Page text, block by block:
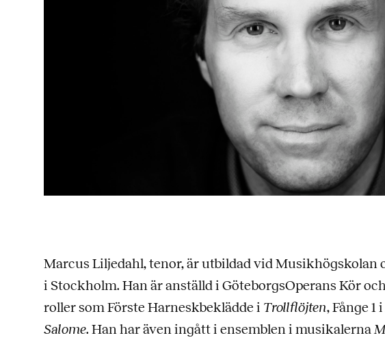
Marcus Liljedahl, tenor, är utbildad vid Musikhögskolan
i Stockholm. Han är anställd i GöteborgsOperans Kör
roller som Förste Harneskbeklädde i Trollflöjten, Fånge 1 i
Salome. Han har även ingått i ensemblen i musikalerna